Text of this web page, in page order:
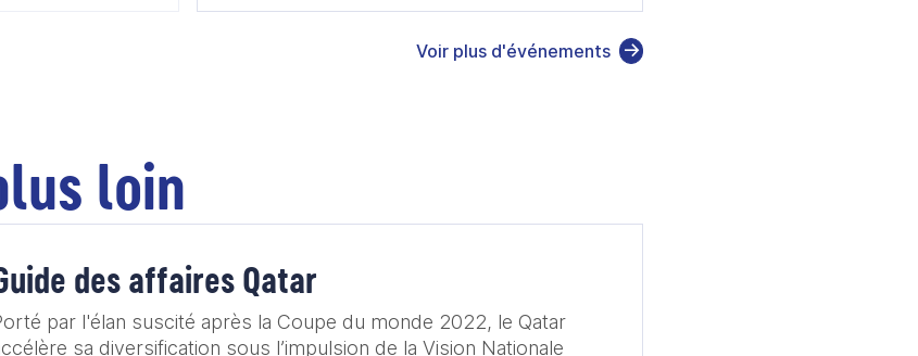
Voir plus d'événements
loin
des affaires Qatar
par l'élan suscité après la Coupe du monde 2022, le Qatar
sa diversification sous l’impulsion de la Vision Nationale